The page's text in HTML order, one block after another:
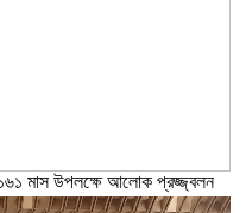
১৬১ মাস উপলক্ষে আলোক প্রজ্জ্বলন